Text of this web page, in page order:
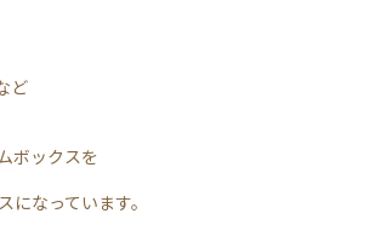
ど
ボックスを
なっています。